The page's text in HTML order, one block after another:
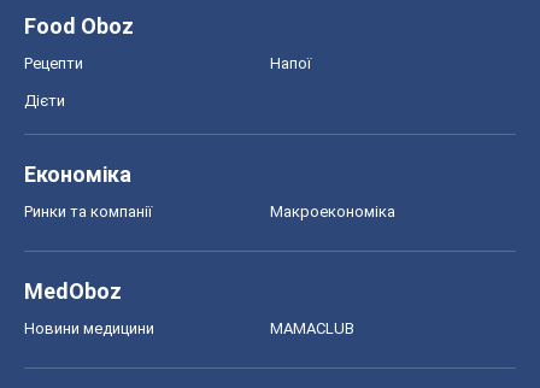
Food Oboz
Рецепти Напої
Дієти
Економіка
Ринки та компанії Макроекономіка
MedOboz
Новини медицини MAMACLUB